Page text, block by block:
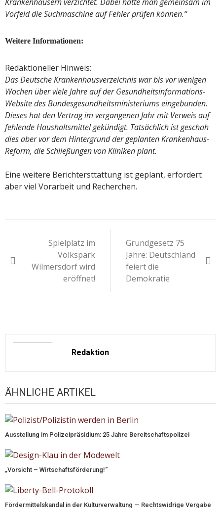
Vorfeld die Suchmaschine auf Fehler prüfen können.“
Weitere Informationen:
Redaktioneller Hinweis:
Das Deutsche Krankenhausverzeichnis war bis vor wenigen
Wochen über viele Jahre auf der Gesundheitsinformations-
Website des Bundesgesundheitsministeriums eingebunden.
Dieses hat den Vertrag im vergangenen Jahr mit Verweis auf
fehlende Haushaltsmittel gekündigt. Tatsächlich ist geschah
dies aber vor dem Hintergrund der geplanten Krankenhaus-
Reform, die Schließungen von Kliniken plant.
Eine weitere Berichtersttattung ist geplant, erfordert
aber viel Vorarbeit und Recherchen.
Spielplatz im
Volkspark
Wilmersdorf wird
eröffnet!
Grundgesetz 75
Jahre: Deutschland
feiert die
Demokratie
Redaktion
ÄHNLICHE ARTIKEL
Ausstellung im Polizeipräsidium: 25 Jahre Bereitschaftspolizei
„Vorsicht – Wirtschaftsförderung!“
Fördermittelskandal in der Kulturverwaltung — Rechtswidrige Vergabe